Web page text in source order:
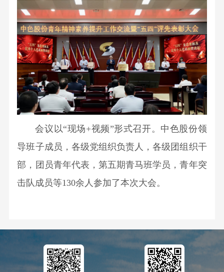
会议以“现场+视频”形式召开。中色股份领
导班子成员，各级党组织负责人，各级团组织干
部，团员青年代表，第五期青马班学员，青年突
击队成员等130余人参加了本次大会。